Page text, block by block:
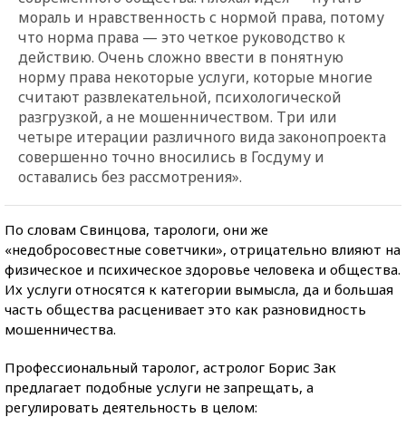
мораль и нравственность с нормой права, потому
что норма права — это четкое руководство к
действию. Очень сложно ввести в понятную
норму права некоторые услуги, которые многие
считают развлекательной, психологической
разгрузкой, а не мошенничеством. Три или
четыре итерации различного вида законопроекта
совершенно точно вносились в Госдуму и
оставались без рассмотрения».
По словам Свинцова, тарологи, они же
«недобросовестные советчики», отрицательно влияют на
физическое и психическое здоровье человека и общества.
Их услуги относятся к категории вымысла, да и большая
часть общества расценивает это как разновидность
мошенничества.
Профессиональный таролог, астролог Борис Зак
предлагает подобные услуги не запрещать, а
регулировать деятельность в целом: